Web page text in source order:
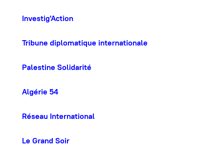
Investig'Action
Tribune diplomatique internationale
Palestine Solidarité
Algérie 54
Réseau International
Le Grand Soir